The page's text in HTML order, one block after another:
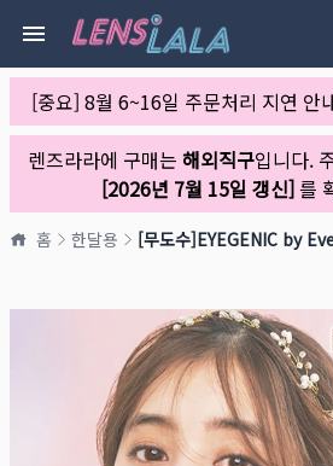
[중요] 8월 6~16일 주문처리 지연 안
렌즈라라에 구매는 해외직구입니다.
[2026년 7월 15일 갱신]를
홈 한달용